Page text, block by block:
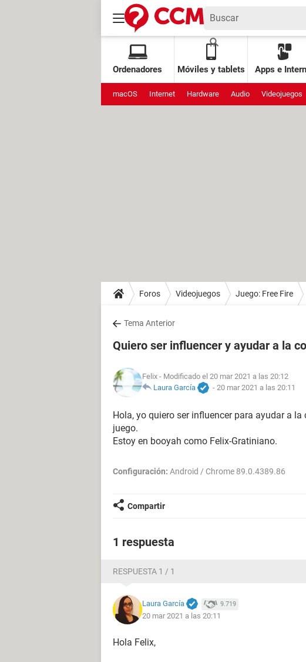
Ordenadores Móviles y tablets Apps e
macOS Internet Hardware Audio Videojuegos
Foros Videojuegos Juego: Free Fire
Tema Anterior
Quiero ser influencer y ayudar a la
Felix - Modificado el 20 mar 2021 a las 20:12
Laura García
- 20 mar 2021 a las 20:11
Hola, yo quiero ser influencer para ayudar a
juego.
Estoy en booyah como Felix-Gratiniano.
Configuración: Android / Chrome 89.0.4389.86
Compartir
1 respuesta
RESPUESTA 1 / 1
Laura García 9.719
20 mar 2021 a las 20:11
Hola Felix,